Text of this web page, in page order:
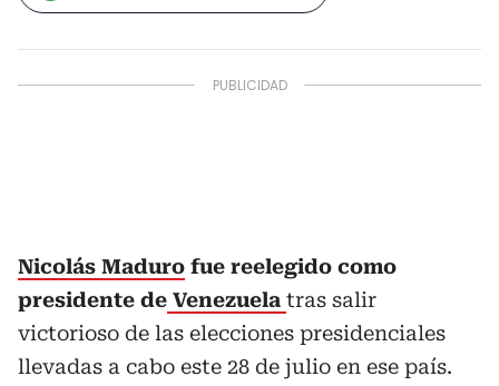
Nicolás Maduro fue reelegido como
presidente de Venezuela tras salir
victorioso de las elecciones presidenciales
llevadas a cabo este 28 de julio en ese país.